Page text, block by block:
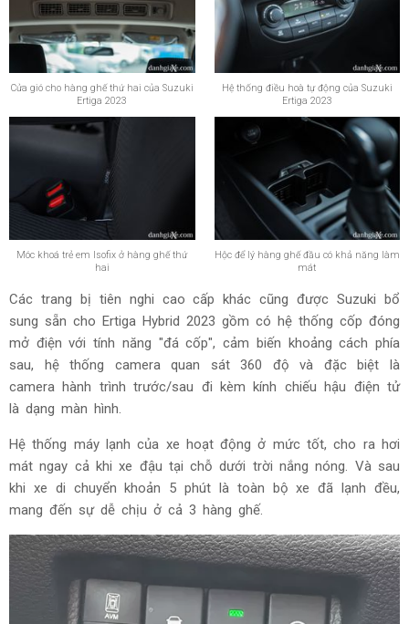
Cửa gió cho hàng ghế thứ hai của Suzuki
Ertiga 2023
Hệ thống điều hoà tự động của Suzuki
Ertiga 2023
Móc khoá trẻ em Isofix ở hàng ghế thứ
hai
Hộc để lý hàng ghế đầu có khả năng làm
mát
Các trang bị tiên nghi cao cấp khác cũng được Suzuki bổ
sung sẵn cho Ertiga Hybrid 2023 gồm có hệ thống cốp đóng
mở điện với tính năng "đá cốp", cảm biến khoảng cách phía
sau, hệ thống camera quan sát 360 độ và đặc biệt là
camera hành trình trước/sau đi kèm kính chiếu hậu điện tử
là dạng màn hình.
Hệ thống máy lạnh của xe hoạt động ở mức tốt, cho ra hơi
mát ngay cả khi xe đậu tại chỗ dưới trời nắng nóng. Và sau
khi xe di chuyển khoản 5 phút là toàn bộ xe đã lạnh đều,
mang đến sự dễ chịu ở cả 3 hàng ghế.